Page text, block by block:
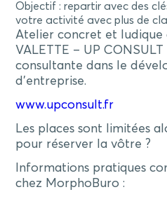
Objectif : repartir avec des
votre activité avec plus de
Atelier concret et ludique
VALETTE – UP
consultante dans le
d’entreprise.
www.upconsult.fr
Les places sont limitées
pour réserver la vôtre ?
Informations pratiques
chez MorphoBuro :